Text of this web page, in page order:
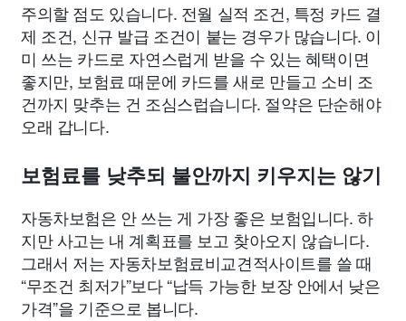
주의할 점도 있습니다. 전월 실적 조건, 특정 카드 결
제 조건, 신규 발급 조건이 붙는 경우가 많습니다. 이
미 쓰는 카드로 자연스럽게 받을 수 있는 혜택이면
좋지만, 보험료 때문에 카드를 새로 만들고 소비 조
건까지 맞추는 건 조심스럽습니다. 절약은 단순해야
오래 갑니다.
보험료를 낮추되 불안까지 키우지는 않기
자동차보험은 안 쓰는 게 가장 좋은 보험입니다. 하
지만 사고는 내 계획표를 보고 찾아오지 않습니다.
그래서 저는 자동차보험료비교견적사이트를 쓸 때
“무조건 최저가”보다 “납득 가능한 보장 안에서 낮은
가격”을 기준으로 봅니다.